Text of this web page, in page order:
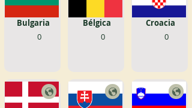
0
Bulgaria
0
Bélgica
0
Croacia